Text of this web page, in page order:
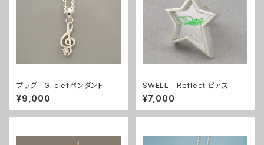
プラグ G-clefペンダント
¥9,000
SWELL Reflect ピアス
¥7,000